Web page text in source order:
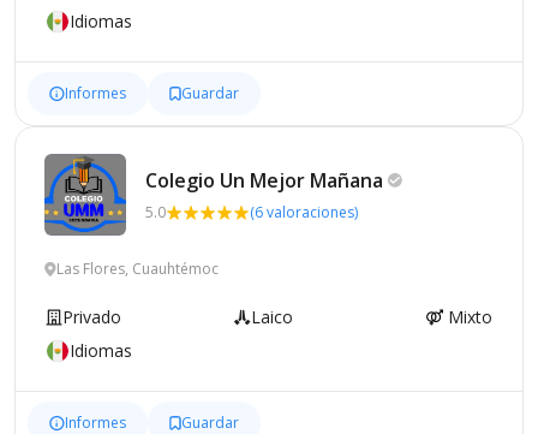
Idiomas
Informes Guardar
Colegio Un Mejor Mañana
5.0 (6 valoraciones)
Las Flores, Cuauhtémoc
Privado Laico
Mixto
Idiomas
Informes Guardar